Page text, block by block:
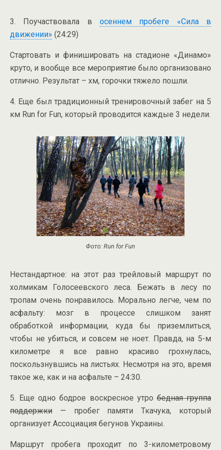
3. Поучаствовала в осеннем пробеге «Сила в
движении» (24:29)
Стартовать и финишировать на стадионе «Динамо»
круто, и вообще все мероприятие было организовано
отлично. Результат – хм, горочки тяжело пошли.
4. Еще был традиционный тренировочный забег на 5
км Run for Fun, который проводится каждые 3 недели.
Фото: Run for Fun
Нестандартное: на этот раз трейловый маршрут по
холмикам Голосеевского леса. Бежать в лесу по
тропам очень понравилось. Морально легче, чем по
асфальту: мозг в процессе слишком занят
обработкой информации, куда бы приземлиться,
чтобы не убиться, и совсем не ноет. Правда, на 5-м
километре я все равно красиво грохнулась,
поскользнувшись на листьях. Несмотря на это, время
такое же, как и на асфальте – 24:30.
5. Еще одно бодрое воскресное утробедная группа
поддержки — пробег памяти Ткачука, который
организует Ассоциация бегунов Украины.
Маршрут пробега проходит по 3-километровому